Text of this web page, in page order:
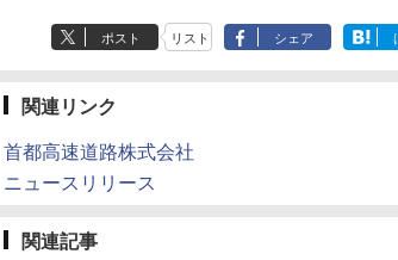
ポスト リスト シェア
関連リンク
首都高速道路株式会社
ニュースリリース
関連記事